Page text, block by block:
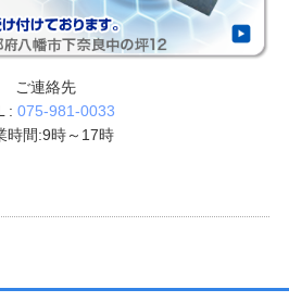
ご連絡先
: 075-981-0033
時間:9時～17時